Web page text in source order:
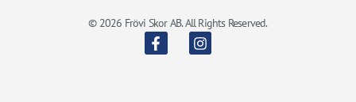
© 2026 Frövi Skor AB. All Rights Reserved.